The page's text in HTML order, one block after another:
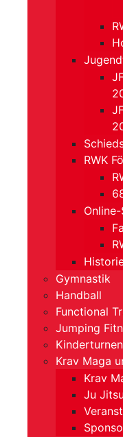
RWK
Gymnastik
Handball
Functional
Jumping
Kinderturnen
Krav Maga
Krav
Ju